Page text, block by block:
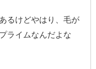
るけどやはり、毛が
ライムなんだよな